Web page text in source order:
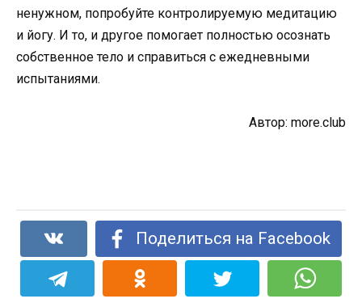
ненужном, попробуйте контролируемую медитацию
и йогу. И то, и другое помогает полностью осознать
собственное тело и справиться с ежедневными
испытаниями.
Автор: more.club
Поделиться на Facebook